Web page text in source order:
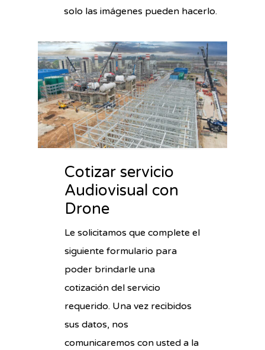
solo las imágenes pueden hacerlo.
Cotizar servicio
Audiovisual con
Drone
Le solicitamos que complete el
siguiente formulario para
poder brindarle una
cotización del servicio
requerido. Una vez recibidos
sus datos, nos
comunicaremos con usted a la